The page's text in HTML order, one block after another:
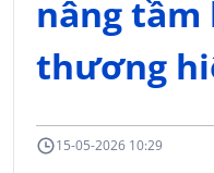
nâng tầm
thương
15-05-2026 10:29